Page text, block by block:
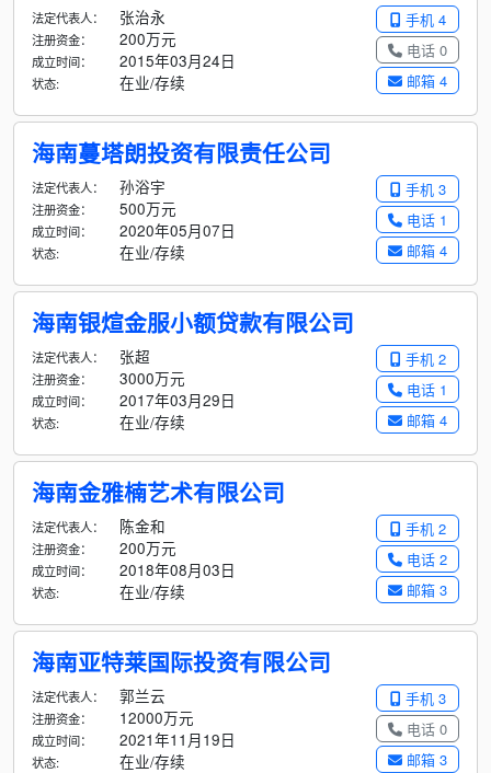
手机 4
电话 0
邮箱 4
法定代表人： 张治永
注册资金： 200万元
成立时间： 2015年03月24日
状态: 在业/存续
海南蔓塔朗投资有限责任公司
手机 3
电话 1
邮箱 4
法定代表人： 孙浴宇
注册资金： 500万元
成立时间： 2020年05月07日
状态: 在业/存续
海南银煊金服小额贷款有限公司
手机 2
电话 1
邮箱 4
法定代表人： 张超
注册资金： 3000万元
成立时间： 2017年03月29日
状态: 在业/存续
海南金雅楠艺术有限公司
手机 2
电话 2
邮箱 3
法定代表人： 陈金和
注册资金： 200万元
成立时间： 2018年08月03日
状态: 在业/存续
海南亚特莱国际投资有限公司
手机 3
电话 0
邮箱 3
法定代表人： 郭兰云
注册资金： 12000万元
成立时间： 2021年11月19日
状态: 在业/存续